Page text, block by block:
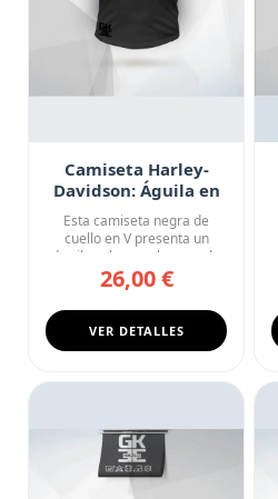
Camiseta Harley-
Davidson: Águila en
Vuelo
Esta camiseta negra de
cuello en V presenta un
águila calva en pleno vuelo
co...
26,00 €
VER DETALLES